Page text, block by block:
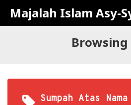
Majalah Islam Asy-
Browsing
Sumpah Atas